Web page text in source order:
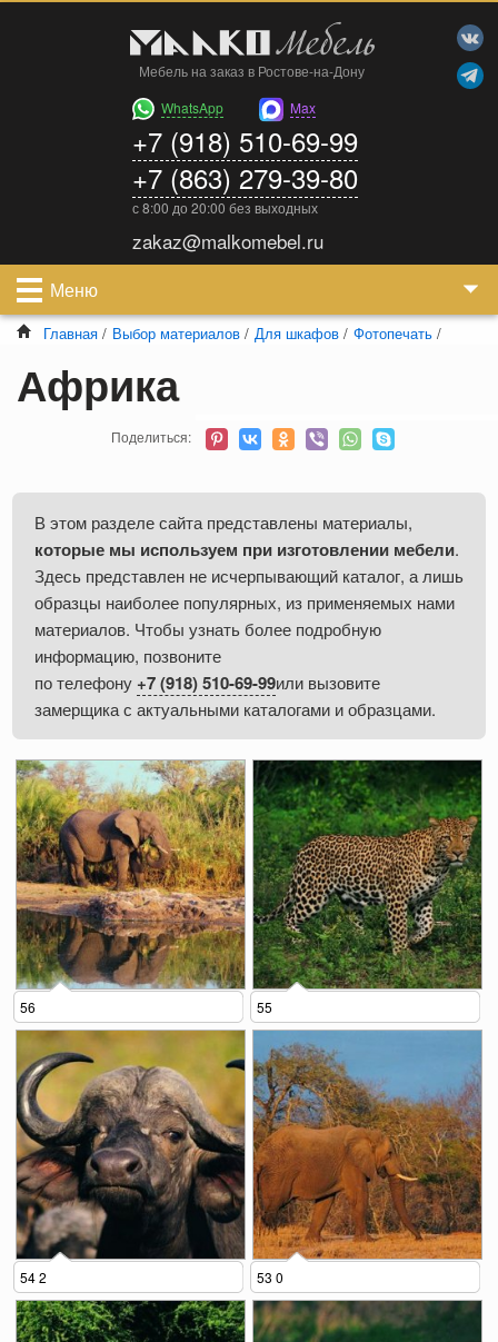
Мебель на заказ в Ростове-на-Дону
WhatsApp
Max
+7 (918) 510-69-99
+7 (863) 279-39-80
с 8:00 до 20:00 без выходных
zakaz@malkomebel.ru
Меню
Главная / Выбор материалов / Для шкафов / Фотопечать /
Африка
Поделиться:
В этом разделе сайта представлены материалы,
которые мы используем при изготовлении мебели.
Здесь представлен не исчерпывающий каталог, а лишь
образцы наиболее популярных, из применяемых нами
материалов. Чтобы узнать более подробную
информацию, позвоните
по телефону +7 (918) 510-69-99или вызовите
замерщика с актуальными каталогами и образцами.
56 55
54 2 53 0